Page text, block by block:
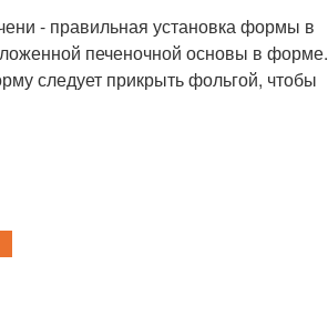
- правильная установка формы в
печеночной основы в форме.
следует прикрыть фольгой, чтобы